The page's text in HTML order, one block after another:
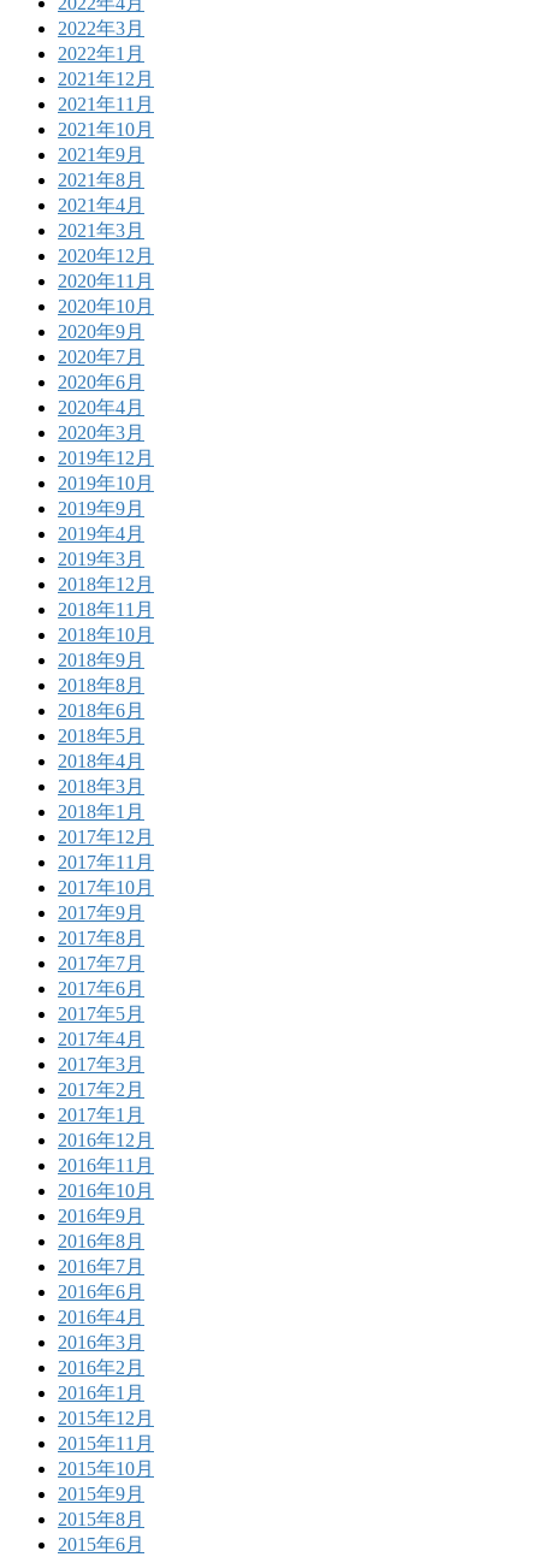
2022年3月
2022年1月
2021年12月
2021年11月
2021年10月
2021年9月
2021年8月
2021年4月
2021年3月
2020年12月
2020年11月
2020年10月
2020年9月
2020年7月
2020年6月
2020年4月
2020年3月
2019年12月
2019年10月
2019年9月
2019年4月
2019年3月
2018年12月
2018年11月
2018年10月
2018年9月
2018年8月
2018年6月
2018年5月
2018年4月
2018年3月
2018年1月
2017年12月
2017年11月
2017年10月
2017年9月
2017年8月
2017年7月
2017年6月
2017年5月
2017年4月
2017年3月
2017年2月
2017年1月
2016年12月
2016年11月
2016年10月
2016年9月
2016年8月
2016年7月
2016年6月
2016年4月
2016年3月
2016年2月
2016年1月
2015年12月
2015年11月
2015年10月
2015年9月
2015年8月
2015年6月